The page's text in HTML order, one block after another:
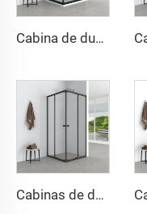
Cabina de ducha lateral corredera popular con diseño ahorrador de espacio y función de cierre suave
Cabinas de ducha cuadradas económicas y sencillas